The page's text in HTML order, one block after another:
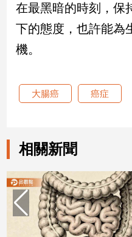
尚
追
生
活
築/
室
設
計
旅
在最黑暗的時刻，保
下的態度，也許能為
機。
大腸癌 癌症
相關新聞